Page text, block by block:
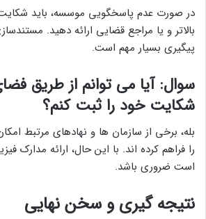
در صورت عدم پاسخگویی موسسه، باید
بالاتر و یا مراجع قضایی ارائه دهید.
پیگیری بسیار مهم است.
سوال: آیا می توانم از طریق
شکایت خود را ثبت کنم؟
بله، برخی از سازمان ها و نهادهای مرتبط
را فراهم کرده اند. با این حال، ارائه مدارک
است ضروری باشد.
نتیجه گیری و سخن نهایی